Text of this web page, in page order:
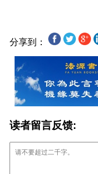
分享到：
读者留言反馈: